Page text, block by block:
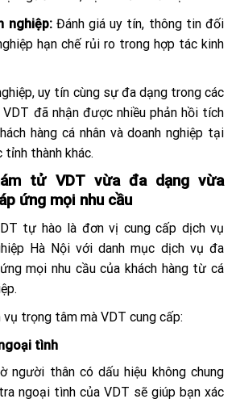
nghiệp:Đánh giá uy tín, thông tin đối
hạn chế rủi ro trong hợp tác kinh
uy tín cùng sự đa dạng trong các
đã nhận được nhiều phản hồi tích
hàng cá nhân và doanh nghiệp tại
tỉnh thành khác.
tử VDT vừa đa dạng vừa
ứng mọi nhu cầu
tự hào là đơn vị cung cấp dịch vụ
Hà Nội với danh mục dịch vụ đa
mọi nhu cầu của khách hàng từ cá
trọng tâm mà VDT cung cấp:
tình
người thân có dấu hiệu không chung
ngoại tình của VDT sẽ giúp bạn xác